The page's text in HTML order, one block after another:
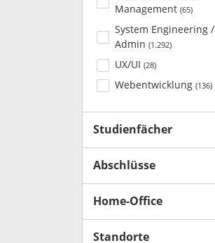
Management (65)
System Engineering /
Admin (1.292)
UX/UI (28)
Webentwicklung (136)
Studienfächer
Abschlüsse
Home-Office
Standorte